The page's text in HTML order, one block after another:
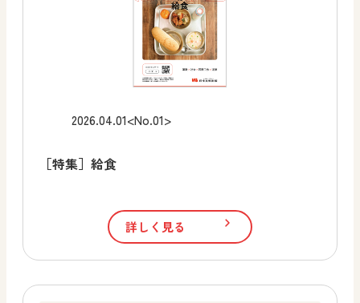
2026.04.01<No.01>
［特集］給食
詳しく見る